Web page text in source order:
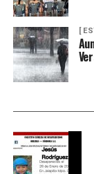
[